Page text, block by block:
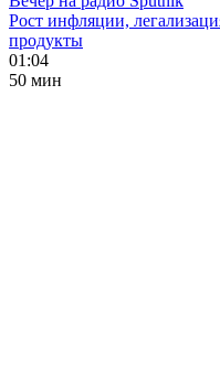
Рост инфляции,
продукты
01:04
50 мин